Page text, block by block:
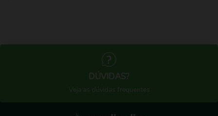
DÚVIDAS?
Veja as dúvidas frequentes